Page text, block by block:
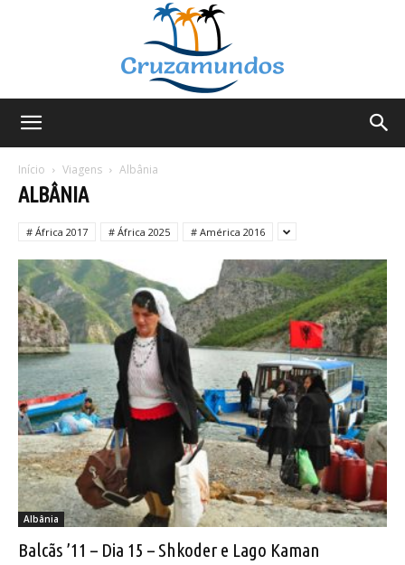
Início Viagens Albânia
ALBÂNIA
# África 2017 # África 2025 # América 2016
Albânia
Balcãs ’11 – Dia 15 – Shkoder e Lago Kaman